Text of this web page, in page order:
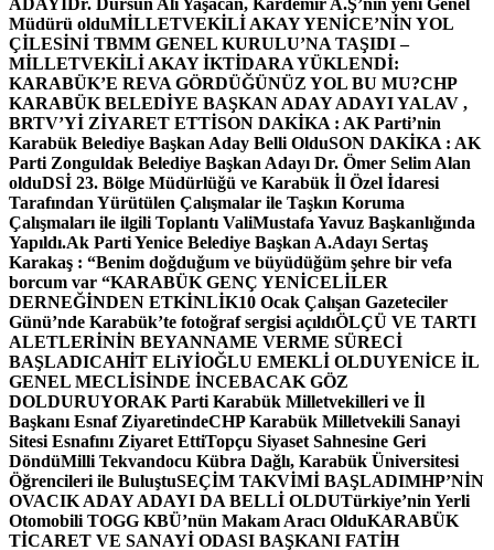
Müdürü olduMİLLETVEKİLİ AKAY YENİCE’NİN YOL
ÇİLESİNİ TBMM GENEL KURULU’NA TAŞIDI –
MİLLETVEKİLİ AKAY İKTİDARA YÜKLENDİ:
KARABÜK’E REVA GÖRDÜĞÜNÜZ YOL BU MU?CHP
KARABÜK BELEDİYE BAŞKAN ADAY ADAYI YALAV ,
BRTV’Yİ ZİYARET ETTİSON DAKİKA : AK Parti’nin
Karabük Belediye Başkan Aday Belli OlduSON DAKİKA : AK
Parti Zonguldak Belediye Başkan Adayı Dr. Ömer Selim Alan
olduDSİ 23. Bölge Müdürlüğü ve Karabük İl Özel İdaresi
Tarafından Yürütülen Çalışmalar ile Taşkın Koruma
Çalışmaları ile ilgili Toplantı ValiMustafa Yavuz Başkanlığında
Yapıldı.Ak Parti Yenice Belediye Başkan A.Adayı Sertaş
Karakaş : “Benim doğduğum ve büyüdüğüm şehre bir vefa
borcum var “KARABÜK GENÇ YENİCELİLER
DERNEĞİNDEN ETKİNLİK10 Ocak Çalışan Gazeteciler
Günü’nde Karabük’te fotoğraf sergisi açıldıÖLÇÜ VE TARTI
ALETLERİNİN BEYANNAME VERME SÜRECİ
BAŞLADICAHİT ELiYİOĞLU EMEKLİ OLDUYENİCE İL
GENEL MECLİSİNDE İNCEBACAK GÖZ
DOLDURUYORAK Parti Karabük Milletvekilleri ve İl
Başkanı Esnaf ZiyaretindeCHP Karabük Milletvekili Sanayi
Sitesi Esnafını Ziyaret EttiTopçu Siyaset Sahnesine Geri
DöndüMilli Tekvandocu Kübra Dağlı, Karabük Üniversitesi
Öğrencileri ile BuluştuSEÇİM TAKVİMİ BAŞLADIMHP’NİN
OVACIK ADAY ADAYI DA BELLİ OLDUTürkiye’nin Yerli
Otomobili TOGG KBÜ’nün Makam Aracı OlduKARABÜK
TİCARET VE SANAYİ ODASI BAŞKANI FATİH